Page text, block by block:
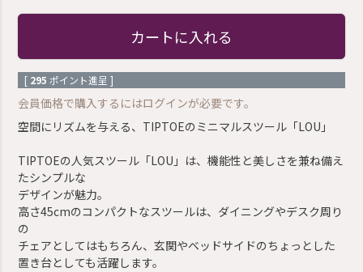
カートに入れる
[ 295 ポイント進呈 ]
会員価格で購入するにはログインが必要です。
空間にリズムを与える、TIPTOEのミニマルスツール「LOU」
TIPTOEの人気スツール「LOU」は、機能性と美しさを兼ね備え
たシンプルな
デザインが魅力。
高さ45cmのコンパクトなスツールは、ダイニングやデスク周り
の
チェアとしてはもちろん、玄関やベッドサイドのちょっとした
置き台としても活躍します。